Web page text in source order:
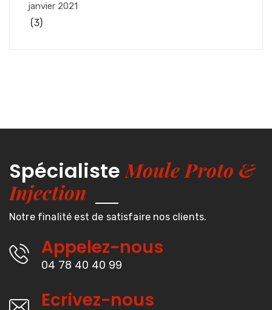
janvier 2021
(3)
Spécialiste Moule Proto &
Injection
Notre finalité est de satisfaire nos clients.
Appelez-nous
04 78 40 40 99
Ecrivez-nous